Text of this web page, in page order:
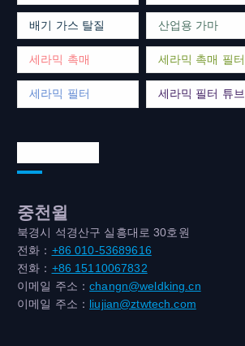
배기 가스 탈질 산업용 가마
세라믹 촉매 세라믹 촉매 필터
세라믹 필터 세라믹 필터 튜브
중천윌
북경시 석경산구 실흥대로 30호원
전화： +86 010-53689616
전화： +86 15110067832
이메일 주소：changn@weldking.cn
이메일 주소： liujian@ztwtech.com